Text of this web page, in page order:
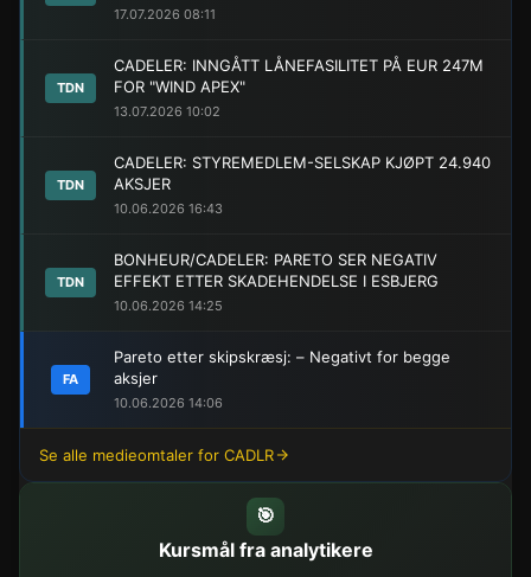
17.07.2026 08:11
TDN
CADELER: INNGÅTT LÅNEFASILITET PÅ EUR 247M
FOR "WIND APEX"
13.07.2026 10:02
TDN
CADELER: STYREMEDLEM-SELSKAP KJØPT 24.940
AKSJER
10.06.2026 16:43
TDN
BONHEUR/CADELER: PARETO SER NEGATIV
EFFEKT ETTER SKADEHENDELSE I ESBJERG
10.06.2026 14:25
FA
Pareto etter skipskræsj: – Negativt for begge
aksjer
10.06.2026 14:06
Se alle medieomtaler for CADLR
🎯
Kursmål fra analytikere